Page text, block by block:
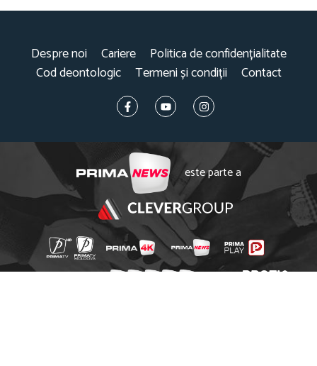
Despre noi Cariere
Politica de confidențialitate
Cod deontologic
Termeni și condiții Contact
este parte a